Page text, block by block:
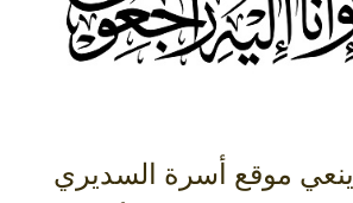
ينعي موقع أسرة السديري